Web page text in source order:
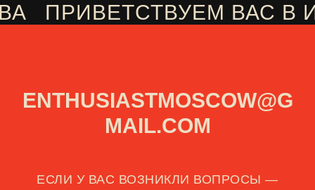
ПРИВЕТСТВУЕМ ВАС В
ENTHUSIASTMOSCOW@G
MAIL.COM
ЕСЛИ У ВАС ВОЗНИКЛИ ВОПРОСЫ —